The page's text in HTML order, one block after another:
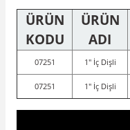
ÜRÜN
KODU
ÜRÜN
ADI
07251 1" İç Dişli
07251
1" İç Dişli